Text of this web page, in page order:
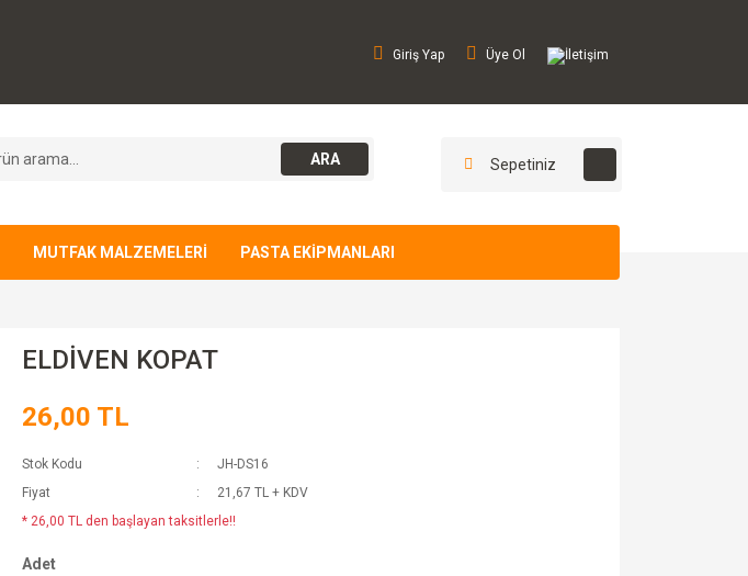
Giriş Yap Üye Ol İletişim
ARA Sepetiniz
MUTFAK MALZEMELERİ PASTA EKİPMANLARI
ELDİVEN KOPAT
26,00 TL
Stok Kodu
JH-DS16
Fiyat
21,67 TL + KDV
* 26,00 TL den başlayan taksitlerle!!
Adet